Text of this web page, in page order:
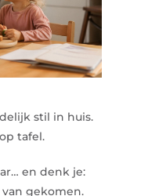
stil in huis.
tafel.
en denk je:
gekomen.